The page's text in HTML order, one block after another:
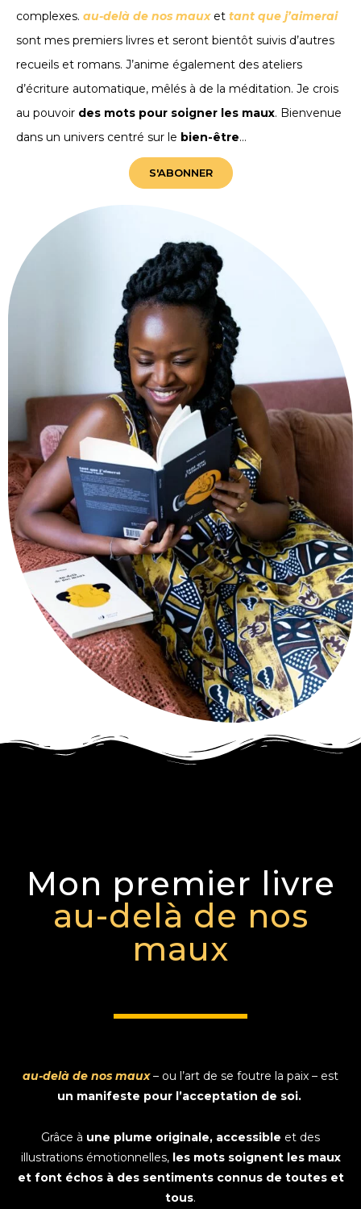
complexes. au-delà de nos mauxet tant que j’aimerai
sont mes premiers livres et seront bientôt suivis d’autres
recueils et romans. J’anime également des ateliers
d’écriture automatique, mêlés à de la méditation. Je crois
au pouvoir des mots pour soigner les maux. Bienvenue
dans un univers centré sur le bien-être…
S'ABONNER
Mon premier livre
au-delà de nos
maux
au-delà de nos maux– ou l’art de se foutre la paix – est
un manifeste pour l’acceptation de soi.
Grâce à une plume originale, accessible et des
illustrations émotionnelles,les mots soignent les maux
et font échos à des sentiments connus de toutes et
tous.